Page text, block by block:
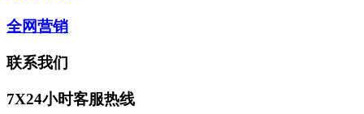
全网营销
联系我们
7X24小时客服热线